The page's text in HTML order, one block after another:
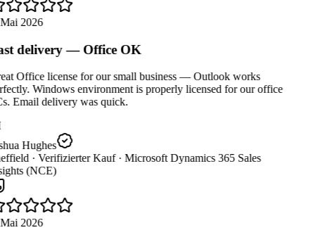
2026
delivery — Office OK
Office license for our small business — Outlook works
Windows environment is properly licensed for our office
Email delivery was quick.
Hughes
· Verifizierter Kauf · Microsoft Dynamics 365 Sales
(NCE)
2026